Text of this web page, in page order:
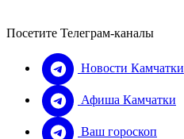
Посетите Телеграм-каналы
Новости Камчатки
Афиша Камчатки
Ваш гороскоп